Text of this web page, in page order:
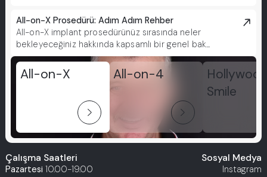
All-on-X Prosedürü: Adım Adım Rehber
All-on-X implant prosedürünüz sırasında neler
bekleyeceğiniz hakkında kapsamlı bir genel bak...
All-on-X
arrow_forward_ios
All-on-4
arrow_forward_ios
Smile
Çalışma Saatleri
Pazartesi 10.00-19.00
Sosyal Medya
Instagram